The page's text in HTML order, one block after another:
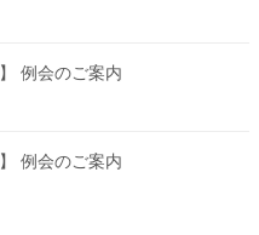
例会のご案内
例会のご案内